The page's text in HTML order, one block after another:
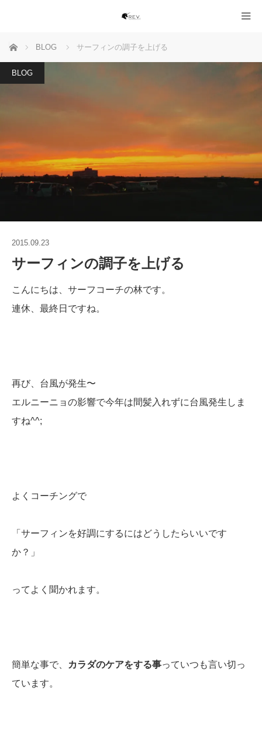
ホーム BLOG サーフィンの調子を上げる
BLOG
2015.09.23
サーフィンの調子を上げる
こんにちは、サーフコーチの林です。
連休、最終日ですね。
再び、台風が発生〜
エルニーニョの影響で今年は間髪入れずに台風発生しま
すね^^;
よくコーチングで
「サーフィンを好調にするにはどうしたらいいです
か？」
ってよく聞かれます。
簡単な事で、 カラダのケアをする事っていつも言い切っ
ています。